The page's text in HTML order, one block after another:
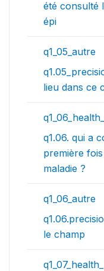
été consulté
épi
q1_05_autre
lieu dans ce
q1.06. qui a
première
maladie ?
q1_06_autre
le champ